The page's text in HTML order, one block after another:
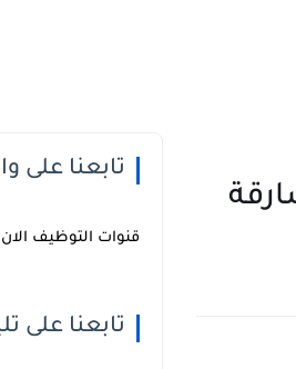
تابعنا على
قنوات التوظيف
تابعنا على